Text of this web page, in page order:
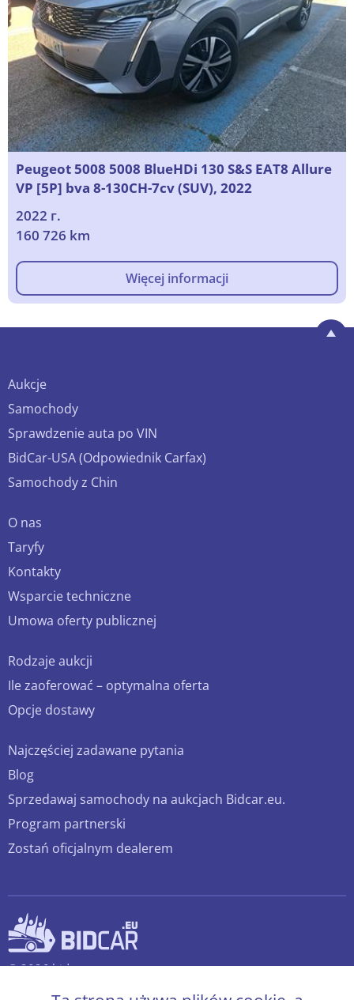
Peugeot 5008 5008 BlueHDi 130 S&S EAT8 Allure
VP [5P] bva 8-130CH-7cv (SUV), 2022
2022 г.
160 726 km
Więcej informacji
Aukcje
Samochody
Sprawdzenie auta po VIN
BidCar-USA (Odpowiednik Carfax)
Samochody z Chin
O nas
Taryfy
Kontakty
Wsparcie techniczne
Umowa oferty publicznej
Rodzaje aukcji
Ile zaoferować – optymalna oferta
Opcje dostawy
Najczęściej zadawane pytania
Blog
Sprzedawaj samochody na aukcjach Bidcar.eu.
Program partnerski
Zostań oficjalnym dealerem
© 2026 bidcar.eu